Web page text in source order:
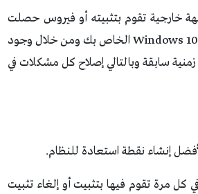
خارجية تقوم بتثبيته أو فيروس حصلت
عليه أثناء تصفح الإنترنت في حدوث خطأ في ملف التسجيل في نظام التشغيل Windows 10 الخاص بك ومن خلال وجود
سابقة وبالتالي إصلاح كل مشكلات في
إنشاء نقطة استعادة للنظام.
النظام في كل مرة تقوم فيها بتثبيت أو إلغاء تثبيت